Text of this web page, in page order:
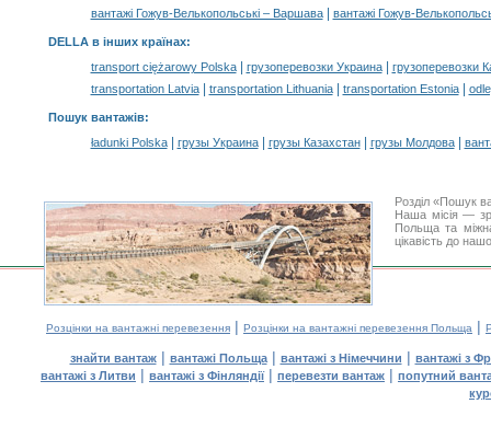
вантажі Гожув-Велькопольські – Варшава| вантажі Гожув-
DELLA в інших країнах:
transport ciężarowy Polska| грузоперевозки Украина|
грузоперевозки
transportation Latvia| transportation Lithuania| transportation Estonia|
Пошук вантажів:
ładunki Polska| грузы Украина| грузы Казахстан| грузы Молдова|
Розділ «Пошук
Наша місія —
Польща та
цікавість до
Розцінки на вантажні перевезення | Розцінки на вантажні перевезення Польща |
знайти вантаж| вантажі Польща| вантажі з Німеччини | вантажі з
вантажі з Литви | вантажі з Фінляндії| перевезти вантаж | попутний